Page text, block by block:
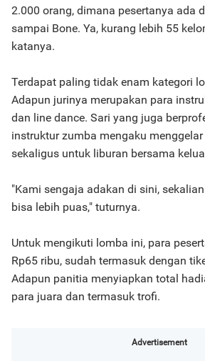
2.000 orang, dimana pesertanya ada
sampai Bone. Ya, kurang lebih 55
katanya.
Terdapat paling tidak enam kategori
Adapun jurinya merupakan para
dan line dance. Sari yang juga
instruktur zumba mengaku menggelar
sekaligus untuk liburan bersama
"Kami sengaja adakan di sini,
bisa lebih puas," tuturnya.
Untuk mengikuti lomba ini, para
Rp65 ribu, sudah termasuk dengan
Adapun panitia menyiapkan total
para juara dan termasuk trofi.
Advertisement